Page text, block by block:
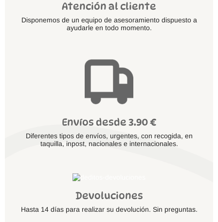
Atención al cliente
Disponemos de un equipo de asesoramiento dispuesto a
ayudarle en todo momento.
Envíos desde 3.90 €
Diferentes tipos de envíos, urgentes, con recogida, en
taquilla, inpost, nacionales e internacionales.
Devoluciones
Hasta 14 días para realizar su devolución. Sin preguntas.